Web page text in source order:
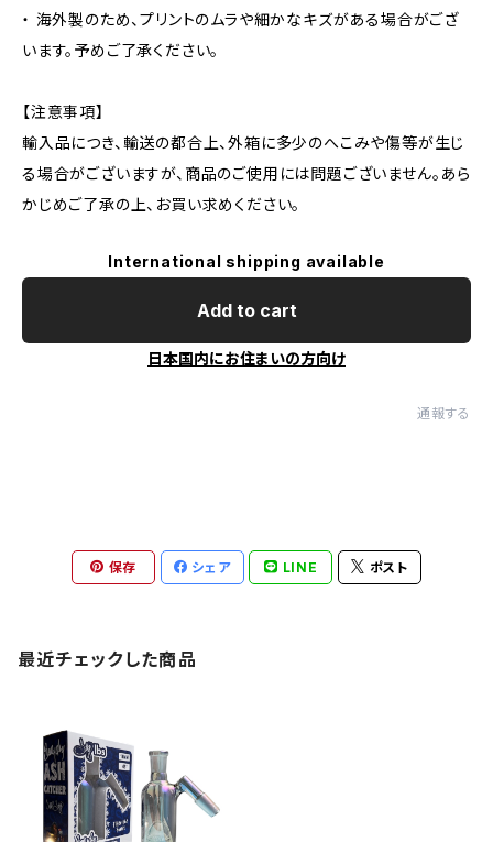
・ 海外製のため、プリントのムラや細かなキズがある場合がござ
います。予めご了承ください。
【注意事項】
輸入品につき、輸送の都合上、外箱に多少のへこみや傷等が生じ
る場合がございますが、商品のご使用には問題ございません。あら
かじめご了承の上、お買い求めください。
International shipping available
Add to cart
日本国内にお住まいの方向け
通報する
保存 シェア LINE ポスト
最近チェックした商品